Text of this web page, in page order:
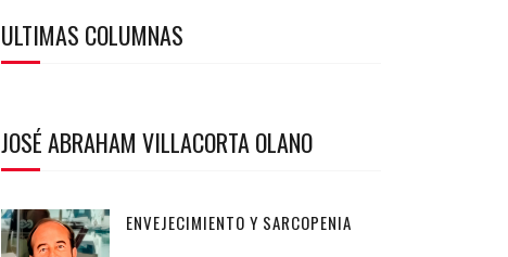
ULTIMAS COLUMNAS
JOSÉ ABRAHAM VILLACORTA OLANO
ENVEJECIMIENTO Y SARCOPENIA